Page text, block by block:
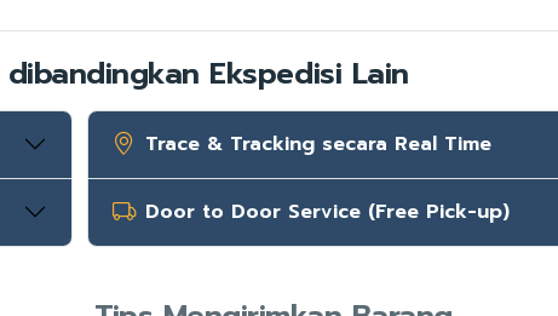
Ekspedisi Lain
Trace & Tracking secara Real Time
Door to Door Service (Free Pick-up)